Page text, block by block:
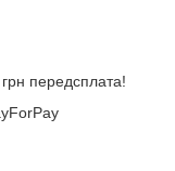
передсплата!